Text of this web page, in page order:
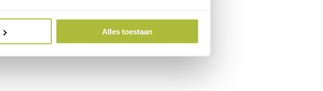
Alles toestaan